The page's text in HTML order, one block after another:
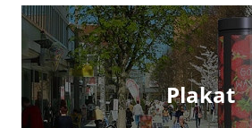
Plakat